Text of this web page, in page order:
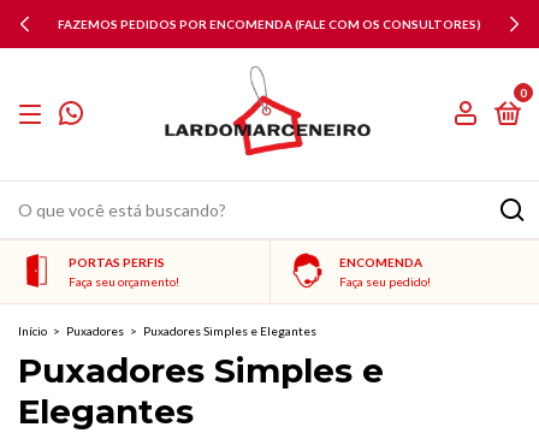
ENCOMENDA (FALE COM OS CONSULTORES)
0
PORTAS PERFIS
Faça seu orçamento!
ENCOMENDA
Faça seu pedido!
Início > Puxadores > Puxadores Simples e Elegantes
Puxadores Simples e
Elegantes